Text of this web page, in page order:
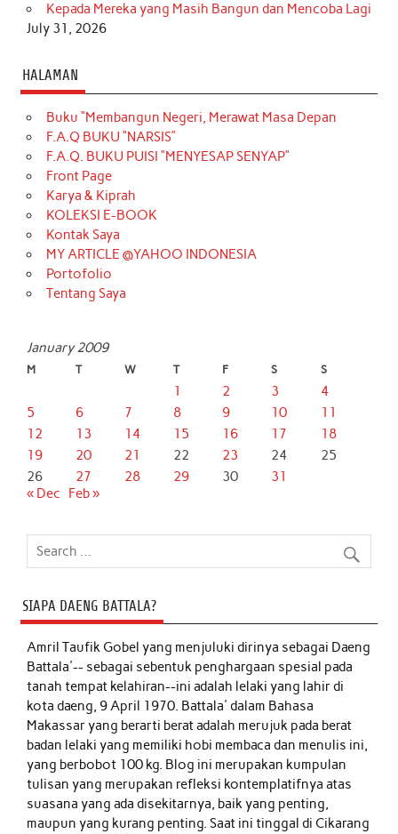
Kepada Mereka yang Masih Bangun dan Mencoba Lagi
July 31, 2026
HALAMAN
Buku “Membangun Negeri, Merawat Masa Depan
F.A.Q BUKU “NARSIS”
F.A.Q. BUKU PUISI “MENYESAP SENYAP”
Front Page
Karya & Kiprah
KOLEKSI E-BOOK
Kontak Saya
MY ARTICLE @YAHOO INDONESIA
Portofolio
Tentang Saya
January 2009
M T W T F S S
1 2 3
4
5
6 7 8 9 10
11
12
13 14 15 16 17
18
19
20 21 22 23 24
25
26
27 28 29 30
31
« Dec
Feb »
SIAPA DAENG BATTALA?
Amril Taufik Gobelyang menjuluki dirinya sebagai Daeng
Battala'-- sebagai sebentuk penghargaan spesial pada
tanah tempat kelahiran--ini adalah lelaki yang lahir di
kota daeng, 9 April 1970. Battala' dalam Bahasa
Makassar yang berarti berat adalah merujuk pada berat
badan lelaki yang memiliki hobi membaca dan menulis ini,
yang berbobot 100 kg. Blog ini merupakan kumpulan
tulisan yang merupakan refleksi kontemplatifnya atas
suasana yang ada disekitarnya, baik yang penting,
maupun yang kurang penting. Saat ini tinggal di Cikarang